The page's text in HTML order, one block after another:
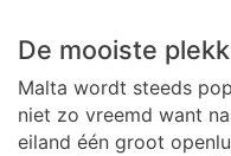
De mooiste
Malta wordt steeds
niet zo vreemd want
eiland één groot